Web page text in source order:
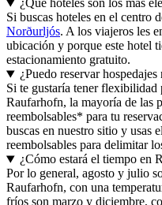
¿Qué hoteles son los más
Si buscas hoteles en el centro
Norðurljós. A los viajeros les
ubicación y porque este hotel
estacionamiento gratuito.
¿Puedo reservar
Si te gustaría tener flexibilidad
Raufarhofn, la mayoría de las
reembolsables* para tu
buscas en nuestro sitio y usas
reembolsables para delimitar
¿Cómo estará el tiempo en
Por lo general, agosto y julio
Raufarhofn, con una
fríos son marzo y diciembre,